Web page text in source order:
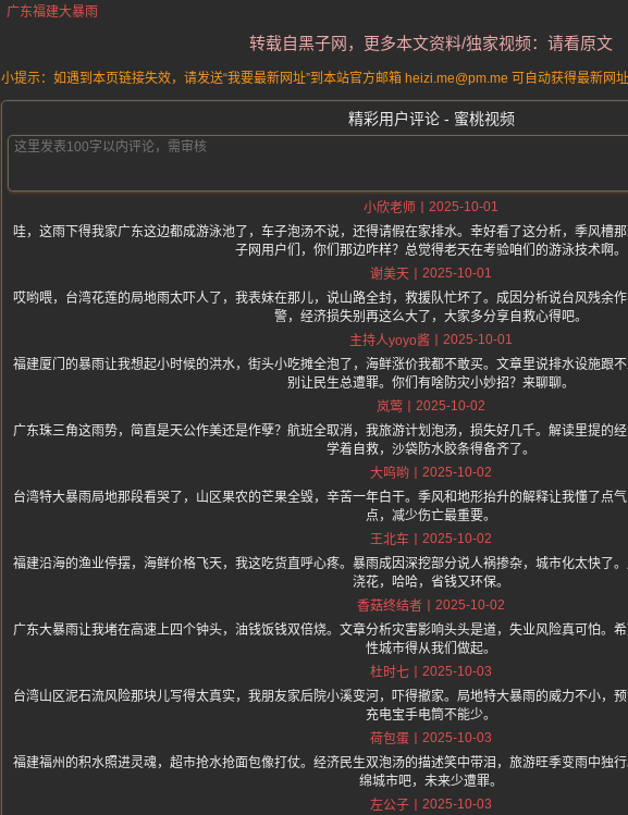
广东福建大暴雨
转载自黑子网，更多本文资料/独家视频：请看原文
小提示：如遇到本页链接失效，请发送“我要最新网址”到本站官方邮箱 heizi.me@pm.me 可自动获得最新网
精彩用户评论 - 蜜桃视频
小欣老师
2025-10-01
哇，这雨下得我家广东这边都成游泳池了，车子泡汤不说，还得请假在家排水。幸好看了这分析，季风槽
子网用户们，你们那边咋样？总觉得老天在考验咱们的游泳技术啊。
谢美天
2025-10-01
哎哟喂，台湾花莲的局地雨太吓人了，我表妹在那儿，说山路全封，救援队忙坏了。成因分析说台风残余
警，经济损失别再这么大了，大家多分享自救心得吧。
主持人yoyo酱
2025-10-01
福建厦门的暴雨让我想起小时候的洪水，街头小吃摊全泡了，海鲜涨价我都不敢买。文章里说排水设施跟
别让民生总遭罪。你们有啥防灾小妙招？来聊聊。
岚莺
2025-10-02
广东珠三角这雨势，简直是天公作美还是作孽？航班全取消，我旅游计划泡汤，损失好几千。解读里提的
学着自救，沙袋防水胶条得备齐了。
大呜哟
2025-10-02
台湾特大暴雨局地那段看哭了，山区果农的芒果全毁，辛苦一年白干。季风和地形抬升的解释让我懂了点
点，减少伤亡最重要。
王北车
2025-10-02
福建沿海的渔业停摆，海鲜价格飞天，我这吃货直呼心疼。暴雨成因深挖部分说人祸掺杂，城市化太快了
浇花，哈哈，省钱又环保。
香菇终结者
2025-10-02
广东大暴雨让我堵在高速上四个钟头，油钱饭钱双倍烧。文章分析灾害影响头头是道，失业风险真可怕。
性城市得从我们做起。
杜时七
2025-10-03
台湾山区泥石流风险那块儿写得太真实，我朋友家后院小溪变河，吓得撤家。局地特大暴雨的威力不小，
充电宝手电筒不能少。
荷包蛋
2025-10-03
福建福州的积水照进灵魂，超市抢水抢面包像打仗。经济民生双泡汤的描述笑中带泪，旅游旺季变雨中独
绵城市吧，未来少遭罪。
左公子
2025-10-03